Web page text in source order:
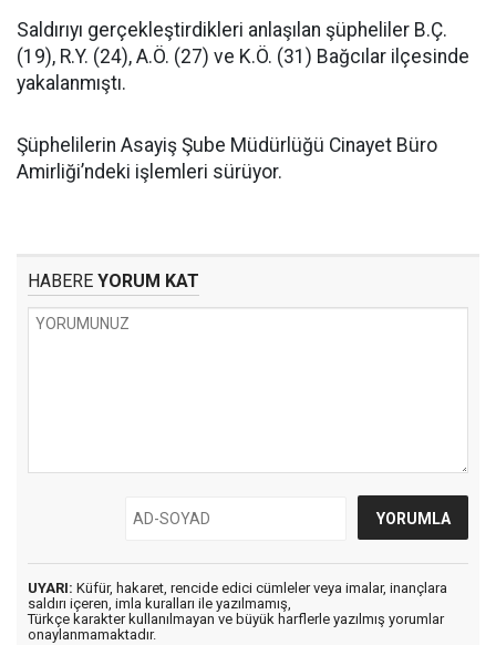
Saldırıyı gerçekleştirdikleri anlaşılan şüpheliler B.Ç.
(19), R.Y. (24), A.Ö. (27) ve K.Ö. (31) Bağcılar ilçesinde
yakalanmıştı.
Şüphelilerin Asayiş Şube Müdürlüğü Cinayet Büro
Amirliği’ndeki işlemleri sürüyor.
HABERE YORUM KAT
UYARI: Küfür, hakaret, rencide edici cümleler veya imalar, inançlara
saldırı içeren, imla kuralları ile yazılmamış,
Türkçe karakter kullanılmayan ve büyük harflerle yazılmış yorumlar
onaylanmamaktadır.